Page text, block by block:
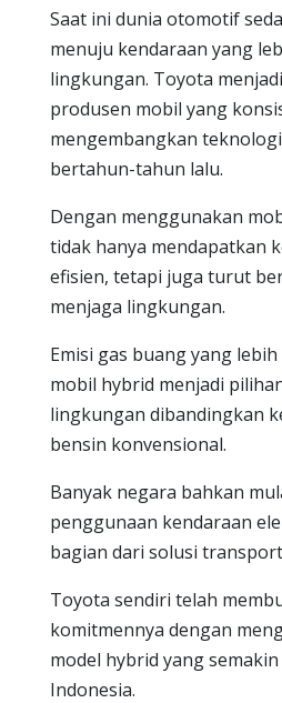
Saat ini dunia otomotif
menuju kendaraan yang
lingkungan. Toyota
produsen mobil yang
mengembangkan
bertahun-tahun lalu.
Dengan menggunakan
tidak hanya mendapatkan
efisien, tetapi juga turut
menjaga lingkungan.
Emisi gas buang yang
mobil hybrid menjadi
lingkungan dibandingkan
bensin konvensional.
Banyak negara bahkan
penggunaan kendaraan
bagian dari solusi
Toyota sendiri telah
komitmennya dengan
model hybrid yang
Indonesia.